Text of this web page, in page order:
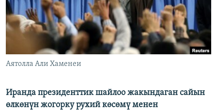
ЭЕ/АРнун бардык сайттары
Аятолла Али Хаменеи
Иранда президенттик шайлоо жакындаган сайын
өлкөнүн жогорку рухий көсөмү менен